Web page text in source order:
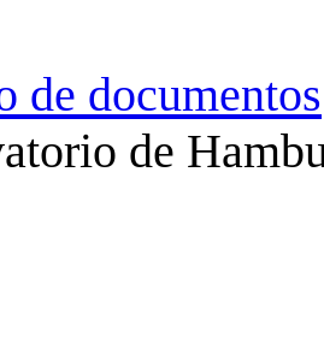
de documentos
de